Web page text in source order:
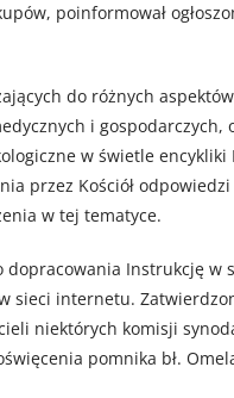
poinformował
do różnych
i
w świetle
przez Kościół
w tej tematyce.
dopracowania Instrukcję
sieci internetu.
niektórych komisji
pomnika bł.